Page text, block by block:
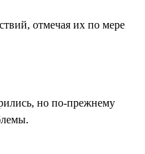
отмечая их по мере
но по-прежнему